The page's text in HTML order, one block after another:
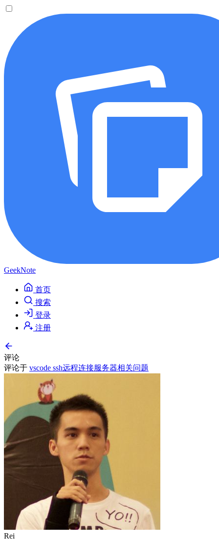
GeekNote
首页
搜索
登录
注册
评论
评论于 vscode ssh远程连接服务器相关问题
Rei